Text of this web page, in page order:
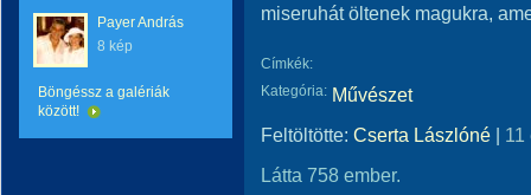
Payer András
8 kép
Böngéssz a galériák
között!
miseruhát öltenek magukra,
Címkék:
Kategória: Művészet
Feltöltötte: Cserta Lászlóné | 11
Látta 758 ember.